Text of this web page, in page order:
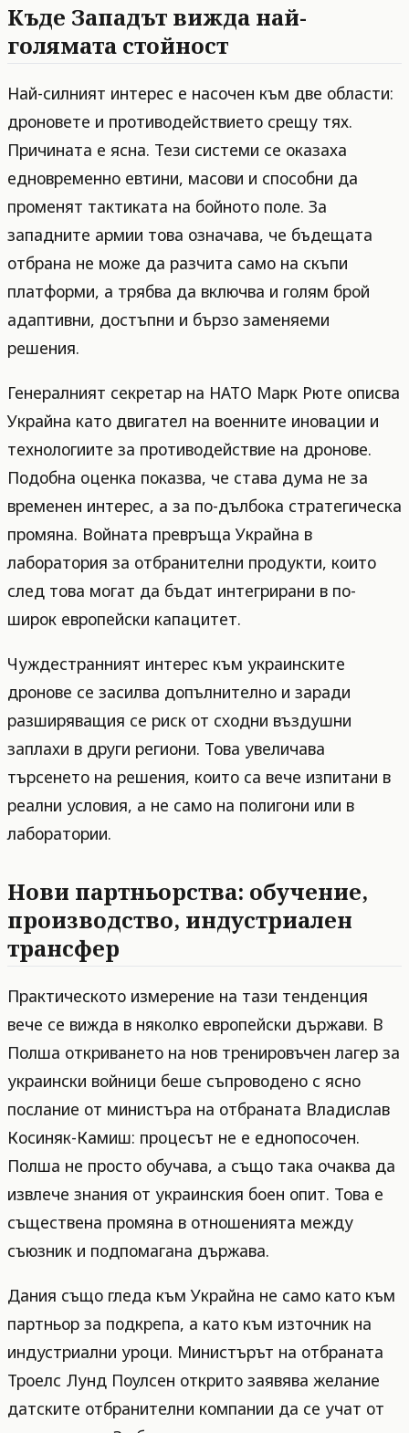
Къде Западът вижда най-
голямата стойност
Най-силният интерес е насочен към две области:
дроновете и противодействието срещу тях.
Причината е ясна. Тези системи се оказаха
едновременно евтини, масови и способни да
променят тактиката на бойното поле. За
западните армии това означава, че бъдещата
отбрана не може да разчита само на скъпи
платформи, а трябва да включва и голям брой
адаптивни, достъпни и бързо заменяеми
решения.
Генералният секретар на НАТО Марк Рюте описва
Украйна като двигател на военните иновации и
технологиите за противодействие на дронове.
Подобна оценка показва, че става дума не за
временен интерес, а за по-дълбока стратегическа
промяна. Войната превръща Украйна в
лаборатория за отбранителни продукти, които
след това могат да бъдат интегрирани в по-
широк европейски капацитет.
Чуждестранният интерес към украинските
дронове се засилва допълнително и заради
разширяващия се риск от сходни въздушни
заплахи в други региони. Това увеличава
търсенето на решения, които са вече изпитани в
реални условия, а не само на полигони или в
лаборатории.
Нови партньорства: обучение,
производство, индустриален
трансфер
Практическото измерение на тази тенденция
вече се вижда в няколко европейски държави. В
Полша откриването на нов тренировъчен лагер за
украински войници беше съпроводено с ясно
послание от министъра на отбраната Владислав
Косиняк-Камиш: процесът не е еднопосочен.
Полша не просто обучава, а също така очаква да
извлече знания от украинския боен опит. Това е
съществена промяна в отношенията между
съюзник и подпомагана държава.
Дания също гледа към Украйна не само като към
партньор за подкрепа, а като към източник на
индустриални уроци. Министърът на отбраната
Троелс Лунд Поулсен открито заявява желание
датските отбранителни компании да се учат от